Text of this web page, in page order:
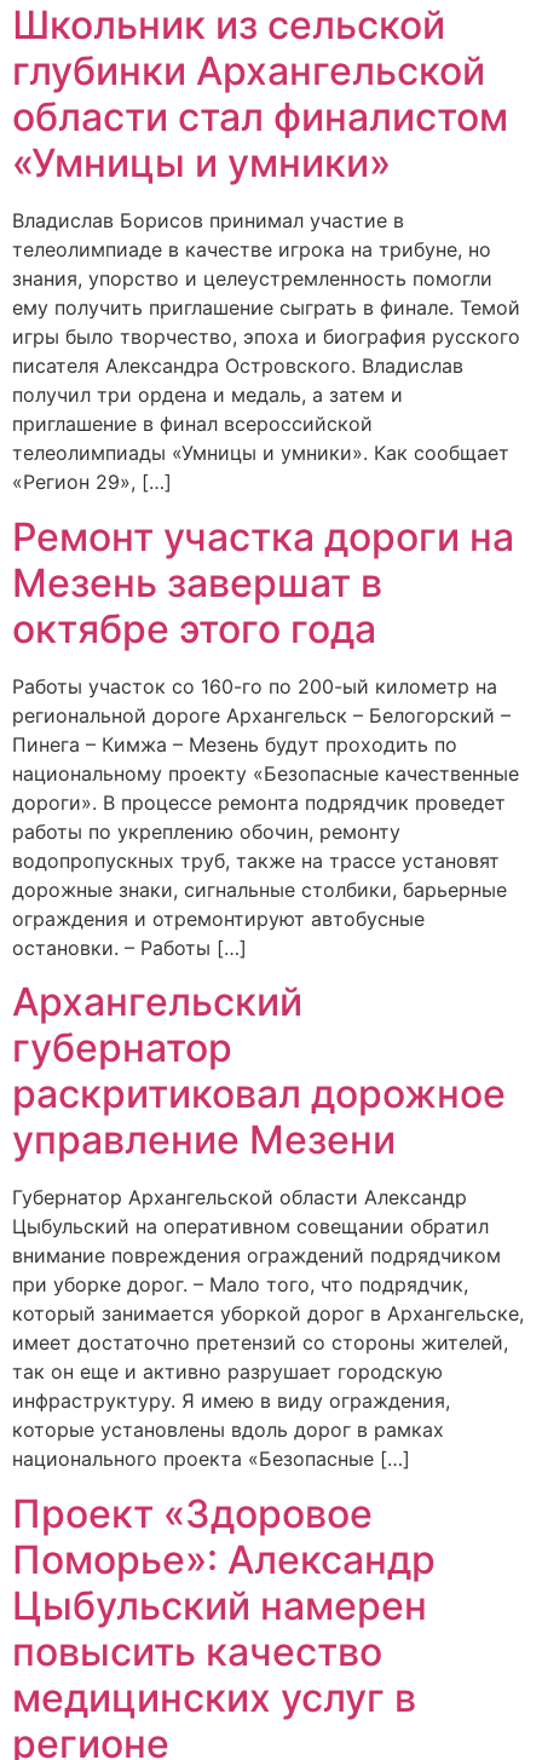
Школьник из сельской
глубинки Архангельской
области стал финалистом
«Умницы и умники»
Владислав Борисов принимал участие в
телеолимпиаде в качестве игрока на трибуне, но
знания, упорство и целеустремленность помогли
ему получить приглашение сыграть в финале. Темой
игры было творчество, эпоха и биография русского
писателя Александра Островского. Владислав
получил три ордена и медаль, а затем и
приглашение в финал всероссийской
телеолимпиады «Умницы и умники». Как сообщает
«Регион 29», […]
Ремонт участка дороги на
Мезень завершат в
октябре этого года
Работы участок со 160-го по 200-ый километр на
региональной дороге Архангельск – Белогорский –
Пинега – Кимжа – Мезень будут проходить по
национальному проекту «Безопасные качественные
дороги». В процессе ремонта подрядчик проведет
работы по укреплению обочин, ремонту
водопропускных труб, также на трассе установят
дорожные знаки, сигнальные столбики, барьерные
ограждения и отремонтируют автобусные
остановки. – Работы […]
Архангельский
губернатор
раскритиковал дорожное
управление Мезени
Губернатор Архангельской области Александр
Цыбульский на оперативном совещании обратил
внимание повреждения ограждений подрядчиком
при уборке дорог. – Мало того, что подрядчик,
который занимается уборкой дорог в Архангельске,
имеет достаточно претензий со стороны жителей,
так он еще и активно разрушает городскую
инфраструктуру. Я имею в виду ограждения,
которые установлены вдоль дорог в рамках
национального проекта «Безопасные […]
Проект «Здоровое
Поморье»: Александр
Цыбульский намерен
повысить качество
медицинских услуг в
регионе